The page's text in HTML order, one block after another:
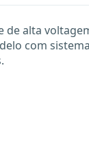
de alta
com